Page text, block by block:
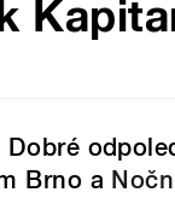
Brno a